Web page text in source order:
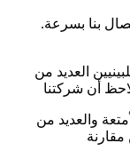
بنا بسرعة.
العديد من
أن شركتنا
والعديد من
مقارنة